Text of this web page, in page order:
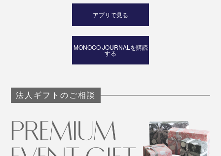
アプリで見る
MONOCO JOURNALを購読
する
法人ギフトのご相談